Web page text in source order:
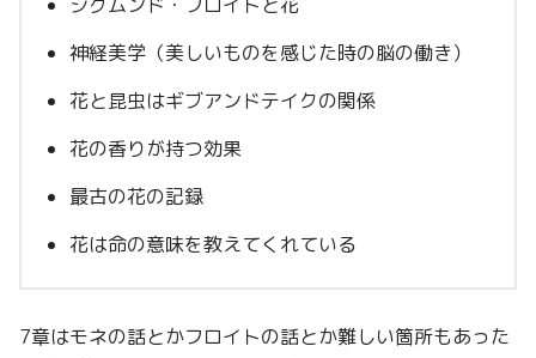
神経美学（美しいものを感じた時の脳の働き）
花と昆虫はギブアンドテイクの関係
花の香りが持つ効果
最古の花の記録
花は命の意味を教えてくれている
7章はモネの話とかフロイトの話とか難しい箇所もあった